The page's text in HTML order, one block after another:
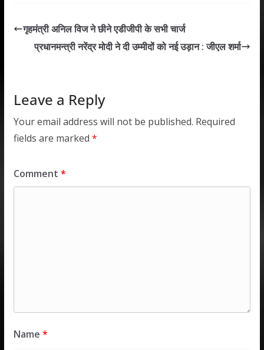
s
A
b
o
er e
dI
l e
गृहमंत्री अनिल विज ने छीने एडीजीपी के सभी चार्ज
प्रधानमन्त्री नरेंद्र मोदी ने दी उम्मीदों को नई उड़ान : जीएल शर्मा
Leave a Reply
Your email address will not be published. Required
fields are marked *
Comment *
Name *